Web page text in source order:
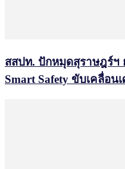
สสปท. ปักหมุดสุราษฎร์ฯ
Smart Safety ขับเคลื่อน